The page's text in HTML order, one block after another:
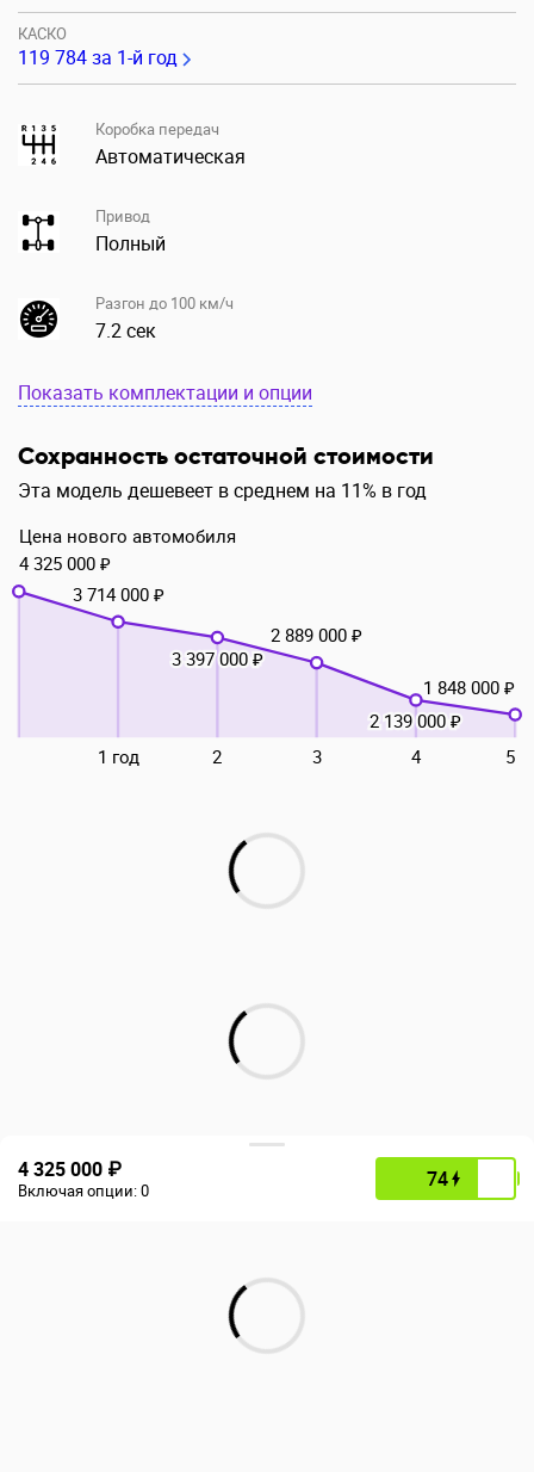
КАСКО
119 784за 1-й год
Коробка передач
Автоматическая
Привод
Полный
Разгон до 100 км/ч
7.2 сек
Показать комплектации и опции
Сохранность остаточной стоимости
Эта модель дешевеет в среднем на 11% в год
1 год 2 3 4 5
Цена нового автомобиля
4 325 000 ₽
3 714 000 ₽
3 397 000 ₽
2 889 000 ₽
2 139 000 ₽
1 848 000 ₽
4 325 000 ₽
Включая опции:0 74